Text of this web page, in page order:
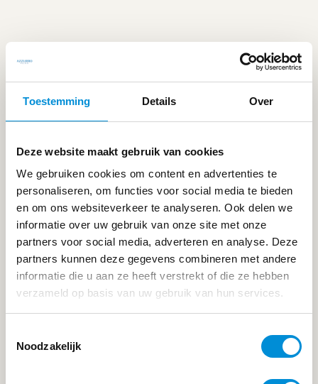
Toestemming Details Over
Deze website maakt gebruik van cookies
We gebruiken cookies om content en advertenties te
personaliseren, om functies voor social media te bieden
en om ons websiteverkeer te analyseren. Ook delen we
informatie over uw gebruik van onze site met onze
partners voor social media, adverteren en analyse. Deze
partners kunnen deze gegevens combineren met andere
informatie die u aan ze heeft verstrekt of die ze hebben
verzameld op basis van uw gebruik van hun services.
Noodzakelijk
ASHTANGA YOGA